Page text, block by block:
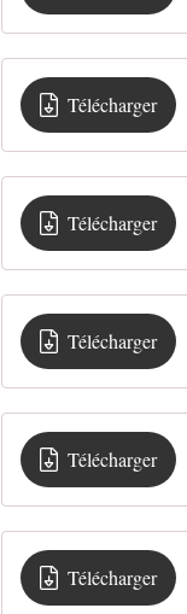
Télécharger
Télécharger
Télécharger
Télécharger
Télécharger